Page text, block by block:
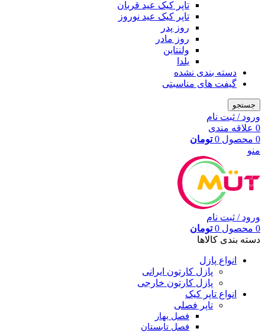
تاپر کیک عید قربان
تاپر کیک عید نوروز
روز پدر
روز مادر
ولنتاین
یلدا
دسته بندی نشده
گیفت های مناسبتی
جستجو
ورود / ثبت نام
0 علاقه مندی
0 محصول 0 تومان
منو
ورود / ثبت نام
0 محصول 0 تومان
دسته بندی کالاها
انواع پازل
پازل کارتون ایرانی
پازل کارتون خارجی
انواع تاپر کیک
تاپر فصلی
فصل بهار
فصل تابستان